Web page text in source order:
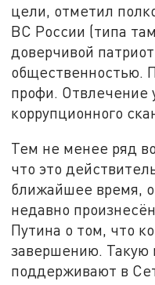
цели, отметил
ВС России (типа
доверчивой
общественностью.
профи. Отвлечение
коррупционного
Тем не менее ряд
что это
ближайшее время,
недавно
Путина о том, что
завершению. Такую
поддерживают в